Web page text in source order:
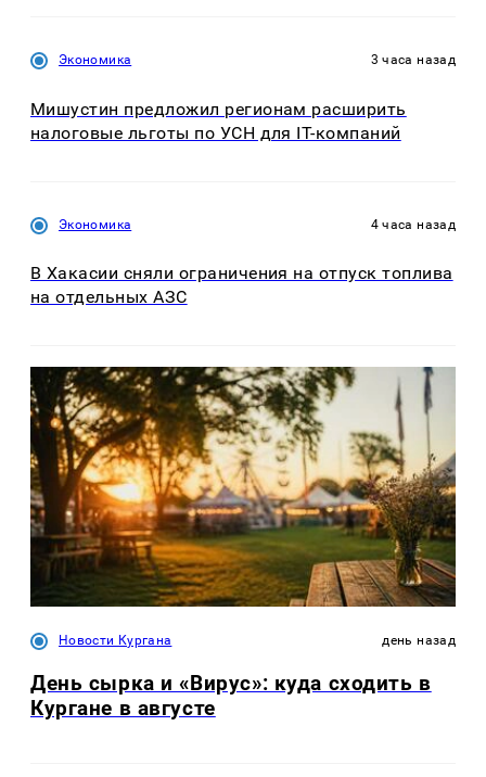
Экономика 3 часа назад
Мишустин предложил регионам расширить
налоговые льготы по УСН для IT-компаний
Экономика 4 часа назад
В Хакасии сняли ограничения на отпуск топлива
на отдельных АЗС
Новости Кургана день назад
День сырка и «Вирус»: куда сходить в
Кургане в августе